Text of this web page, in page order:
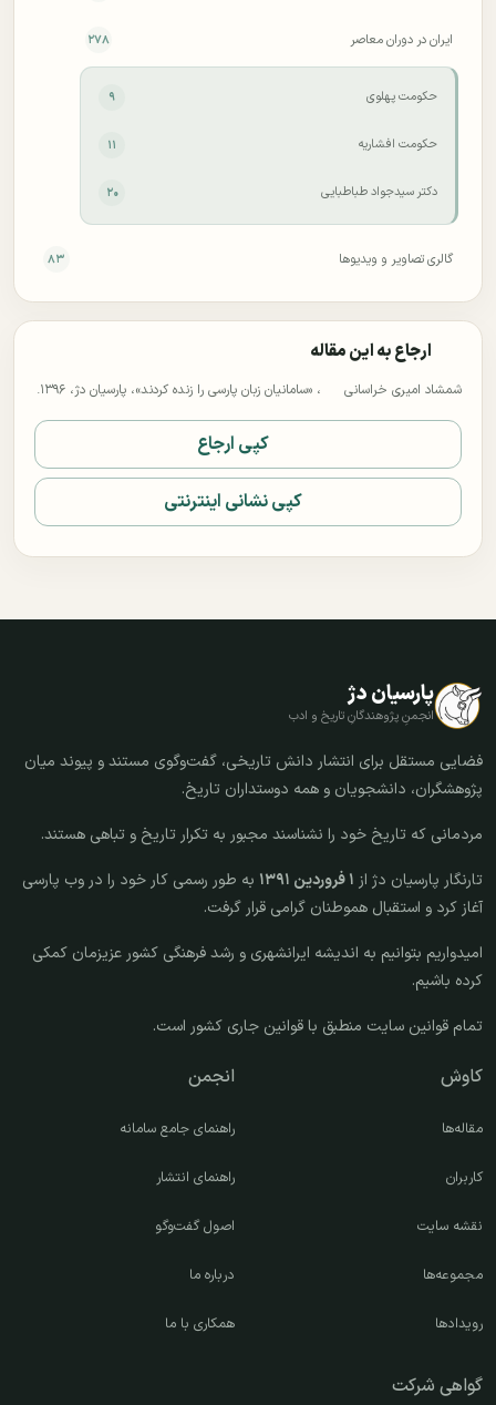
ایران در دوران معاصر ۲۷۸
حکومت پهلوی ۹
حکومت افشاریه ۱۱
دکتر سید‌جواد طباطبایی ۲۰
گالری تصاویر و ویدیوها ۸۳
ارجاع به این مقاله
شمشاد امیری خراسانی ، «سامانیان زبان پارسی را زنده كردند»، پارسیان دژ، ۱۳۹۶.
کپی ارجاع
کپی نشانی اینترنتی
پارسیان دژ
انجمنِ پژوهندگانِ تاریخ و ادب
فضایی مستقل برای انتشار دانش تاریخی، گفت‌وگوی مستند و پیوند میان
پژوهشگران، دانشجویان و همه دوستداران تاریخ.
مردمانی که تاریخ خود را نشناسند مجبور به تکرار تاریخ و تباهی هستند.
تارنگار پارسیان دژ از ۱ فروردین ۱۳۹۱
به طور رسمی کار خود را در وب پارسی
آغاز کرد و استقبال هموطنان گرامی قرار گرفت.
امیدواریم بتوانیم به اندیشه ایرانشهری و رشد فرهنگی کشور عزیزمان کمکی
کرده باشیم.
تمام قوانین سایت منطبق با قوانین جاری کشور است.
کاوش
مقاله‌ها
کاربران
نقشه سایت
مجموعه‌ها
رویدادها
انجمن
راهنمای جامع سامانه
راهنمای انتشار
اصول گفت‌وگو
درباره ما
همکاری با ما
گواهی شرکت